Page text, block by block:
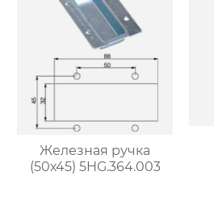
Железная ручка
(50х45) 5HG.364.003